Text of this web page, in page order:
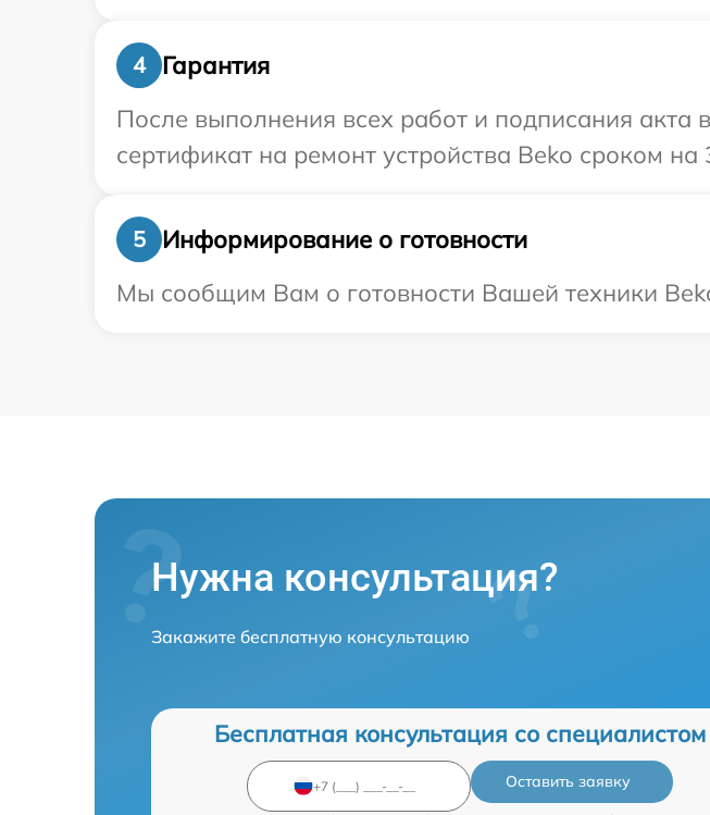
4
Гарантия
После выполнения всех работ и подписания
сертификат на ремонт устройства Beko сроком на
5
Информирование о готовности
Мы сообщим Вам о готовности Вашей техники
Нужна консультация?
Закажите бесплатную консультацию
Бесплатная консультация со специалистом
Оставить заявку